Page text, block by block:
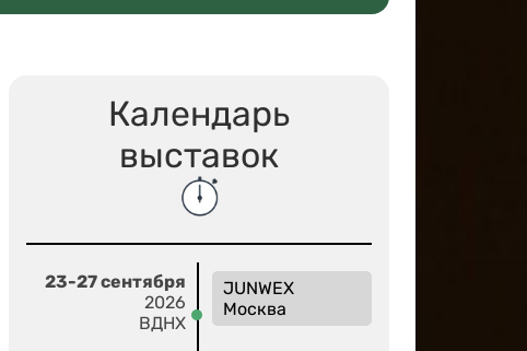
Календарь
выставок
23-27 сентября
2026
ВДНХ
JUNWEX
Москва